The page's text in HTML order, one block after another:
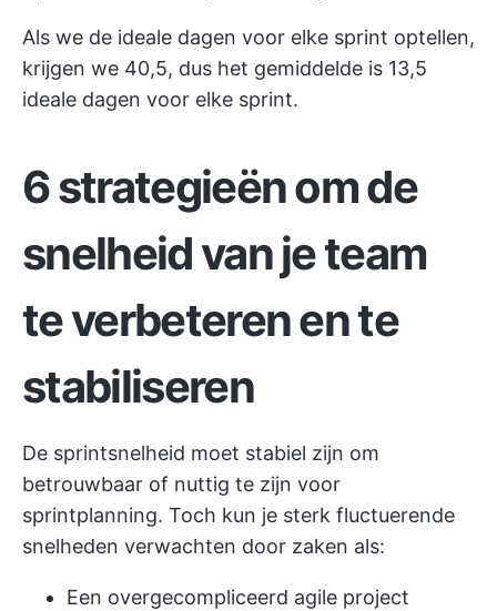
Als we de ideale dagen voor elke sprint optellen,
krijgen we 40,5, dus het gemiddelde is 13,5
ideale dagen voor elke sprint.
6 strategieën om de
snelheid van je team
te verbeteren en te
stabiliseren
De sprintsnelheid moet stabiel zijn om
betrouwbaar of nuttig te zijn voor
sprintplanning. Toch kun je sterk fluctuerende
snelheden verwachten door zaken als:
Een overgecompliceerd agile project